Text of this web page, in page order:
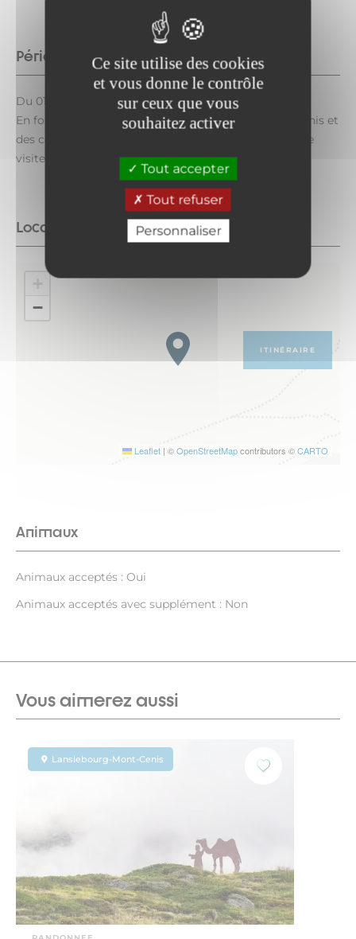
Ce site utilise des cookies
et vous donne le contrôle
sur ceux que vous
souhaitez activer
Tout accepter
Tout refuser
Personnaliser
Période d'ouverture
Du 01/06 au 31/10 tous les jours.
En fonction des dates d'ouverture du col du Mont Cenis et
des conditions d'enneigement. Attention, le fort ne se
visite pas.
Localisation
+
−
Leaflet | ©OpenStreetMapcontributors ©CARTO
ITINÉRAIRE
Animaux
Animaux acceptés : Oui
Animaux acceptés avec supplément : Non
Vous aimerez aussi
Lanslebourg-Mont-Cenis